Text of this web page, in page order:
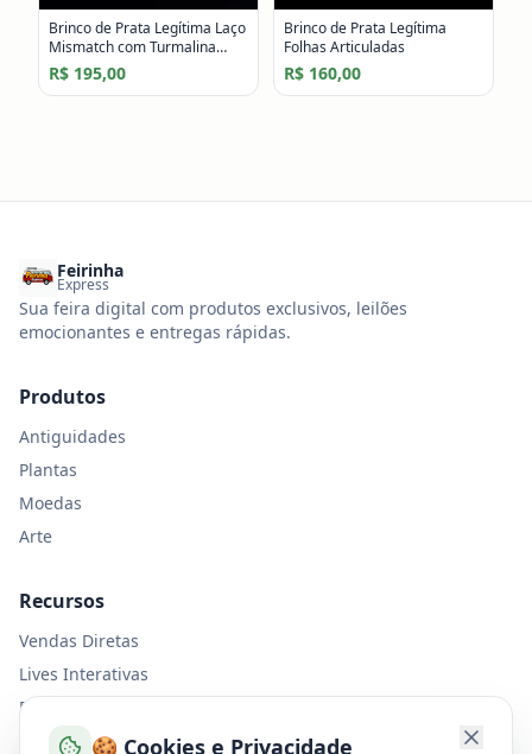
Brinco de Prata Legítima Laço
Mismatch com Turmalina
Rosa e Citrino
R$ 195,00
Brinco de Prata Legítima
Folhas Articuladas
R$ 160,00
🍪 Cookies e Privacidade
Feirinha
Express
Sua feira digital com produtos exclusivos, leilões
emocionantes e entregas rápidas.
Produtos
Antiguidades
Plantas
Moedas
Arte
Recursos
Vendas Diretas
Lives Interativas
Entrega Express
Nosso Manifesto